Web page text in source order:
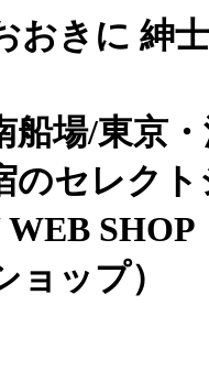
おきに 紳
船場/東京
のセレク
SHOP
ョップ）